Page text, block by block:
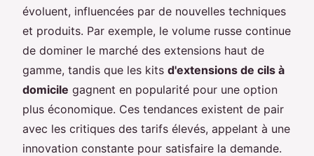
évoluent, influencées par de nouvelles techniques
et produits. Par exemple, le volume russe continue
de dominer le marché des extensions haut de
gamme, tandis que les kits d'extensions de cils à
domicile gagnent en popularité pour une option
plus économique. Ces tendances existent de pair
avec les critiques des tarifs élevés, appelant à une
innovation constante pour satisfaire la demande.